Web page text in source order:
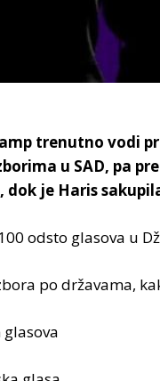
trenutno vodi
u SAD, pa
je Haris
odsto glasova u
po državama,